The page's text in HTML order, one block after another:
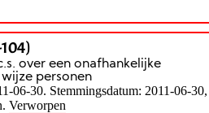
over een onafhankelijke
personen
06-30. Stemmingsdatum: 2011-06-30,
Verworpen